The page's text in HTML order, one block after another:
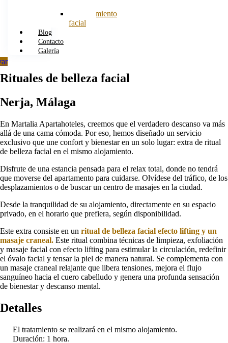
Tratamiento
facial
Blog
Contacto
Galería
Rituales de belleza facial
Nerja, Málaga
En Martalia Apartahoteles, creemos que el verdadero descanso va más
allá de una cama cómoda. Por eso, hemos diseñado un servicio
exclusivo que une confort y bienestar en un solo lugar: extra de ritual
de belleza facial en el mismo alojamiento.
Disfrute de una estancia pensada para el relax total, donde no tendrá
que moverse del apartamento para cuidarse. Olvídese del tráfico, de los
desplazamientos o de buscar un centro de masajes en la ciudad.
Desde la tranquilidad de su alojamiento, directamente en su espacio
privado, en el horario que prefiera, según disponibilidad.
Este extra consiste en un ritual de belleza facial efecto lifting y un
masaje craneal. Este ritual combina técnicas de limpieza, exfoliación
y masaje facial con efecto lifting para estimular la circulación, redefinir
el óvalo facial y tensar la piel de manera natural. Se complementa con
un masaje craneal relajante que libera tensiones, mejora el flujo
sanguíneo hacia el cuero cabelludo y genera una profunda sensación
de bienestar y descanso mental.
Detalles
El tratamiento se realizará en el mismo alojamiento.
Duración: 1 hora.